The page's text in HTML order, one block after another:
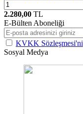
2.280,00 TL
E-Bülten Aboneliği
KVKK Sözleşmesi'ni
Sosyal Medya